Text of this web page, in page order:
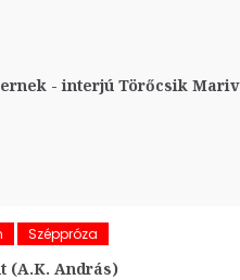
- interjú Törőcsik Mariv
Széppróza
(A.K. András)